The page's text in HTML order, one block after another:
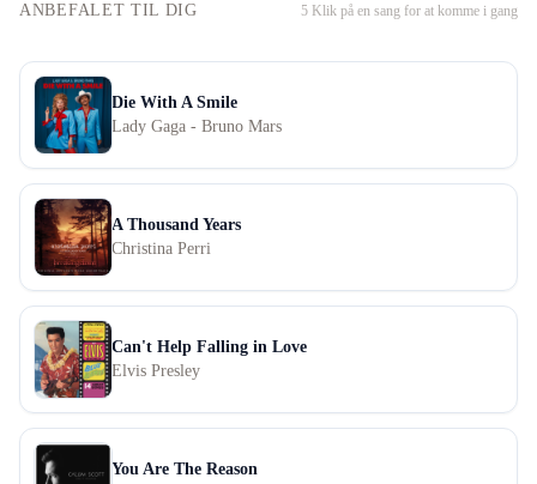
ANBEFALET TIL DIG 5 Klik på en sang for at komme i gang
Die With A Smile
Lady Gaga - Bruno Mars
A Thousand Years
Christina Perri
Can't Help Falling in Love
Elvis Presley
You Are The Reason